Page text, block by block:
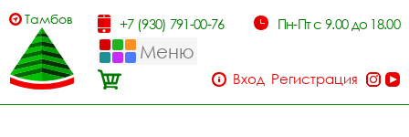
Тамбов +7 (930) 791-00-76 Пн-Пт с 9.00 до 18.00
Меню
Вход Регистрация